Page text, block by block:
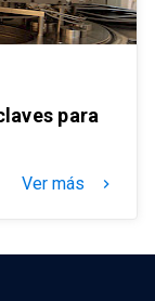
para
Ver más keyboard_arrow_right